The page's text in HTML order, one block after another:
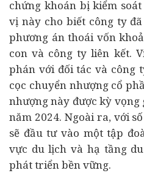
chứng khoán bị kiểm
vị này cho biết công ty
phương án thoái vốn
con và công ty liên kết.
phán với đối tác và công
cọc chuyển nhượng cổ
nhượng này được kỳ
năm 2024. Ngoài ra, với
sẽ đầu tư vào một tập
vực du lịch và hạ tầng
phát triển bền vững.